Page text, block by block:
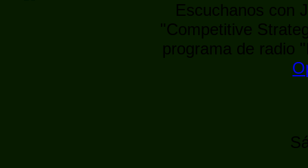
Escuchanos con
"Competitive
programa de radio